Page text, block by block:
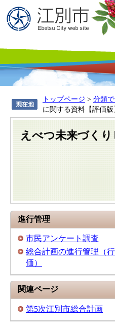
トップページ > 分類
に関する資料【評価
えべつ未来づく
進行管理
市民アンケート調査
総合計画の進行管理（
価）
関連ページ
第5次江別市総合計画